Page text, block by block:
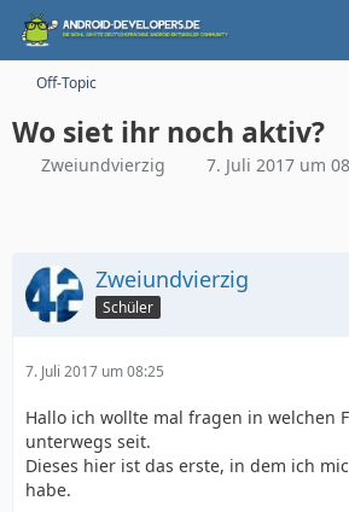
Off-Topic
Wo siet ihr noch aktiv?
Zweiundvierzig 7. Juli 2017 um
Zweiundvierzig
Schüler
7. Juli 2017 um 08:25
Hallo ich wollte mal fragen in welchen
unterwegs seit.
Dieses hier ist das erste, in dem ich
habe.